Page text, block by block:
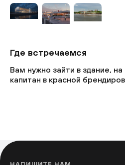
Где встречаемся
Вам нужно зайти в здание,
капитан в красной